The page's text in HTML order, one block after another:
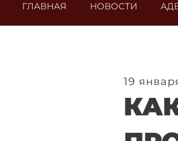
ГЛАВНАЯ НОВОСТИ
19